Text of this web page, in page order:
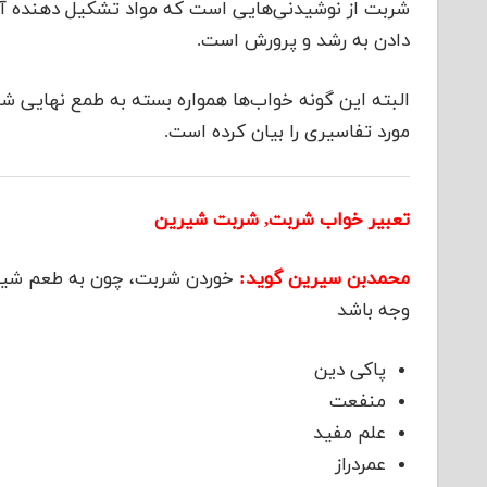
شربت از نوشیدنی‌هایی است که مواد تشکیل دهنده
دادن به رشد و پرورش است.
البته این گونه خواب‌ها همواره بسته به طمع
مورد تفاسیری را بیان کرده است.
تعبیر خواب شربت, شربت شیرین
محمدبن سیرین گوید: خوردن شربت، چون به طعم
وجه باشد
پاکی دین
منفعت
علم مفید
عمردراز